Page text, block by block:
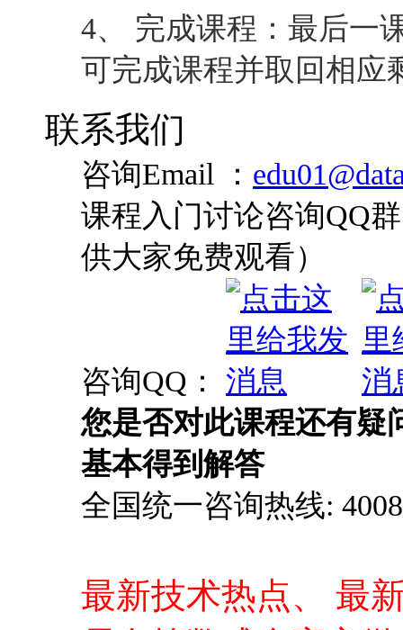
4、 完成课程：最后一
可完成课程并取回相应
联系我们
咨询Email ：
课程入门讨论咨询QQ
供大家免费观看）
咨询QQ：
您是否对此课程还有疑
基本得到解答
全国统一咨询热线:
最新技术热点、 最